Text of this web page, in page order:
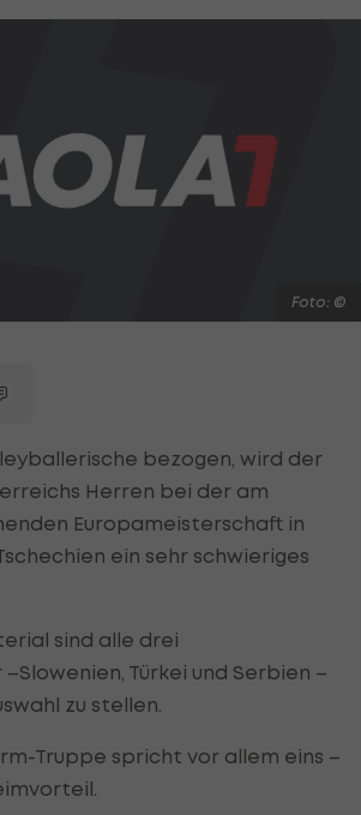
Foto: ©
bezogen, wird der
Herren bei der am
Europameisterschaft in
ein sehr schwieriges
sind alle drei
Türkei und Serbien –
zu stellen.
Truppe spricht vor allem eins –